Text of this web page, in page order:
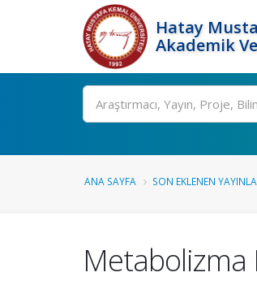
Hatay
Akademik
Ara
ANA SAYFA SON EKLENEN
Metabolizma